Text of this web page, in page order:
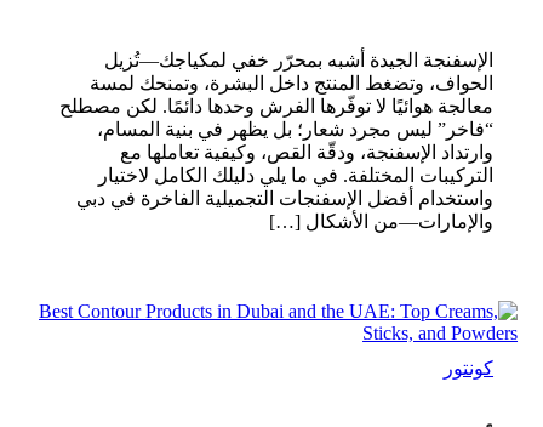
الإسفنجة الجيدة أشبه بمحرّر خفي لمكياجك—تُزيل
الحواف، وتضغط المنتج داخل البشرة، وتمنحك لمسة
معالجة هوائيًا لا توفّرها الفرش وحدها دائمًا. لكن مصطلح
“فاخر” ليس مجرد شعار؛ بل يظهر في بنية المسام،
وارتداد الإسفنجة، ودقّة القص، وكيفية تعاملها مع
التركيبات المختلفة. في ما يلي دليلك الكامل لاختيار
واستخدام أفضل الإسفنجات التجميلية الفاخرة في دبي
والإمارات—من الأشكال […]
كونتور